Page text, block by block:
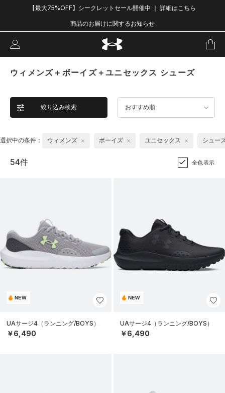
【最大75%OFF】シークレットセール開催中 ｜ 詳細はこちら
商品のお届けに関するお知らせ
ウィメンズ＋ボーイズ＋ユニセックス シューズ
絞り込み検索 おすすめ順
選択中の条件： ウィメンズ ボーイズ ユニセックス シュー
54件 全色表示
NEW
UAサージ4（ランニング/BOYS）
￥6,490
NEW
UAサージ4（ランニング/BOYS）
￥6,490